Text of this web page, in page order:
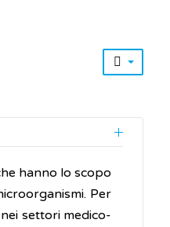
hanno lo scopo
Per
settori medico-